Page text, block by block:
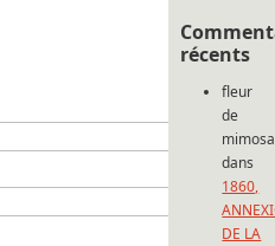
récents
fleur
de
mimosa
dans
1860,
DE LA